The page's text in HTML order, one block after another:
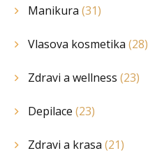
Manikura (31)
Vlasova kosmetika (28)
Zdravi a wellness (23)
Depilace (23)
Zdravi a krasa (21)